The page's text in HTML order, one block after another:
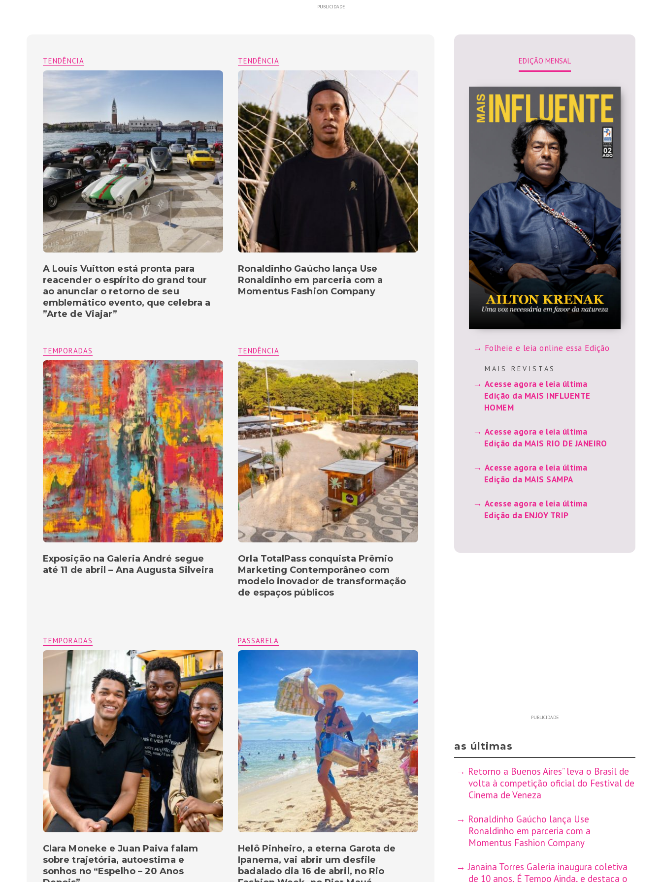
PUBLICIDADE
TENDÊNCIA
Ronaldinho Gaúcho lança Use
Ronaldinho em parceria com a
Momentus Fashion Company
TENDÊNCIA
A Louis Vuitton está pronta para
reacender o espírito do grand tour
ao anunciar o retorno de seu
emblemático evento, que celebra a
”Arte de Viajar”
TENDÊNCIA
Orla TotalPass conquista Prêmio
Marketing Contemporâneo com
modelo inovador de transformação
de espaços públicos
TEMPORADAS
Exposição na Galeria André segue
até 11 de abril – Ana Augusta Silveira
PASSARELA
Helô Pinheiro, a eterna Garota de
Ipanema, vai abrir um desfile
badalado dia 16 de abril, no Rio
TEMPORADAS
Clara Moneke e Juan Paiva falam
sobre trajetória, autoestima e
sonhos no “Espelho – 20 Anos
EDIÇÃO MENSAL
Folheie e leia online essa Edição
M A I S R E V I S T A S
Acesse agora e leia última
Edição da MAIS INFLUENTE
HOMEM
Acesse agora e leia última
Edição da MAIS RIO DE JANEIRO
Acesse agora e leia última
Edição da MAIS SAMPA
Acesse agora e leia última
Edição da ENJOY TRIP
PUBLICIDADE
as últimas
Retorno a Buenos Aires” leva o Brasil de
volta à competição oficial do Festival de
Cinema de Veneza
Ronaldinho Gaúcho lança Use
Ronaldinho em parceria com a
Momentus Fashion Company
Janaina Torres Galeria inaugura coletiva
de 10 anos, É Tempo Ainda, e destaca o